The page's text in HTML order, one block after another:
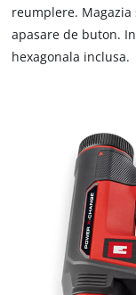
reumplere.
apasare de buton.
hexagonala inclusa.